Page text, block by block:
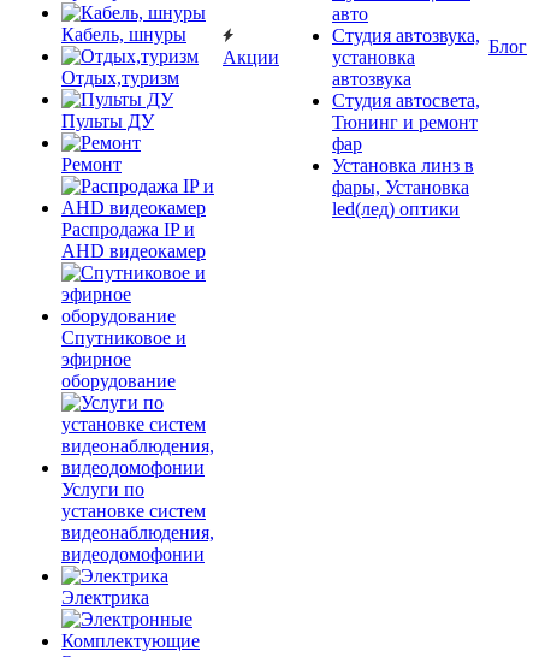
Кабель, шнуры
Отдых,туризм
Пульты ДУ
Ремонт
Распродажа IP и
AHD видеокамер
Спутниковое и
эфирное
оборудование
Услуги по
установке систем
видеонаблюдения,
видеодомофонии
Электрика
Акции
авто
Студия автозвука,
установка
автозвука
Студия автосвета,
Тюнинг и ремонт
фар
Установка линз в
фары, Установка
led(лед) оптики
Блог